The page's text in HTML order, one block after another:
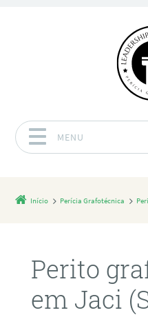
MENU
Início Perícia Grafotécnica
Perito
em Jaci